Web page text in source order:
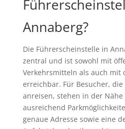
Annaberg?
Die Führerscheinstelle in
zentral und ist sowohl mit
Verkehrsmitteln als auch mit
erreichbar. Für Besucher,
anreisen, stehen in der
ausreichend
genaue Adresse sowie eine